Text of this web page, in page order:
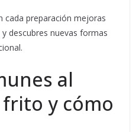
cada preparación mejoras
descubres nuevas formas
al
y cómo